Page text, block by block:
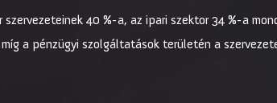
40 %-a, az ipari szektor 34 %-a
a pénzügyi szolgáltatások területén a